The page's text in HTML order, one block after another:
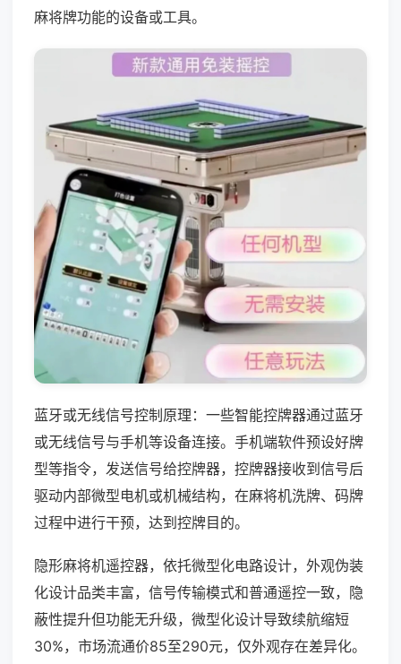
麻将牌功能的设备或工具。
蓝牙或无线信号控制原理：一些智能控牌器通过蓝牙
或无线信号与手机等设备连接。手机端软件预设好牌
型等指令，发送信号给控牌器，控牌器接收到信号后
驱动内部微型电机或机械结构，在麻将机洗牌、码牌
过程中进行干预，达到控牌目的。
隐形麻将机遥控器，依托微型化电路设计，外观伪装
化设计品类丰富，信号传输模式和普通遥控一致，隐
蔽性提升但功能无升级，微型化设计导致续航缩短
30%，市场流通价85至290元，仅外观存在差异化。